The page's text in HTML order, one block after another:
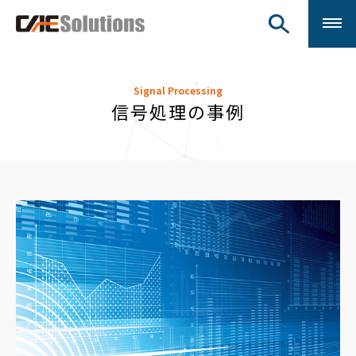
Signal Processing
信号処理の事例